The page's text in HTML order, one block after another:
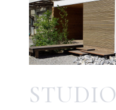
STUDIO